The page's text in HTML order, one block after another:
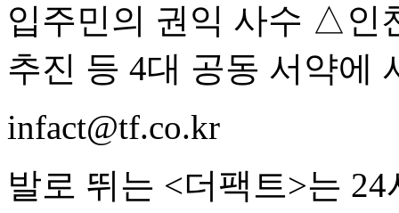
입주민의 권익 사수 △인
추진 등 4대 공동 서약에
infact@tf.co.kr
발로 뛰는 <더팩트>는